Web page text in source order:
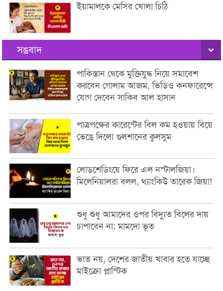
ইয়ামালকে মেসির খোলা চিঠি
সঙবাদ
পাকিস্তান থেকে মুক্তিযুদ্ধ নিয়ে সমাবেশ
করবেন গোলাম আজম, ভিডিও কনফারেন্সে
যোগ দেবেন সাকিব আল হাসান
পাত্রপক্ষের কারেন্টের বিল কম হওয়ায় বিয়ে
ভেঙে দিলো গুলশানের কুলসুম
লোডশেডিংয়ে ফিরে এল নস্টালজিয়া।
মিলেনিয়ালরা বলল, থ্যাংকিউ তারেক জিয়া!
শুধু শুধু আমাদের ওপর বিদ্যুত বিলের দায়
চাপাবেন না: মামদো ভূত
ভাত নয়, দেশের জাতীয় খাবার হতে যাচ্ছে
মাইক্রো প্লাস্টিক